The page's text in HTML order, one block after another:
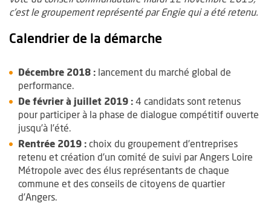
c'est le groupement représenté par Engie qui a été retenu.
Calendrier de la démarche
Décembre 2018 : lancement du marché global de
performance.
De février à juillet 2019 : 4 candidats sont retenus
pour participer à la phase de dialogue compétitif ouverte
jusqu’à l’été.
Rentrée 2019 : choix du groupement d’entreprises
retenu et création d’un comité de suivi par Angers Loire
Métropole avec des élus représentants de chaque
commune et des conseils de citoyens de quartier
d’Angers.